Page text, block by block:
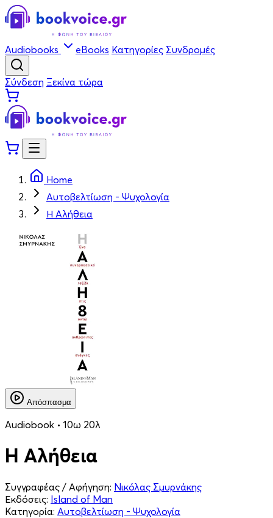
Audiobooks eBooks Κατηγορίες Συνδρομές
Σύνδεση Ξεκίνα τώρα
Home
Αυτοβελτίωση - Ψυχολογία
Η Αλήθεια
Απόσπασμα
Audiobook • 10ω 20λ
Η Αλήθεια
Συγγραφέας / Αφήγηση: Νικόλας Σμυρνάκης
Εκδόσεις: Island of Man
Κατηγορία: Αυτοβελτίωση - Ψυχολογία